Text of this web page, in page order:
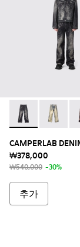
CAMPERLAB
CAMPERLAB
₩378,000
₩540,000 -30%
추가